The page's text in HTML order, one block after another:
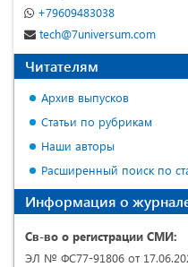
+79609483038
tech@7universum.com
Читателям
Архив выпусков
Статьи по рубрикам
Наши авторы
Расширенный поиск по
Информация о
Св-во о регистрации СМИ:
ЭЛ № ФС77-91806 от